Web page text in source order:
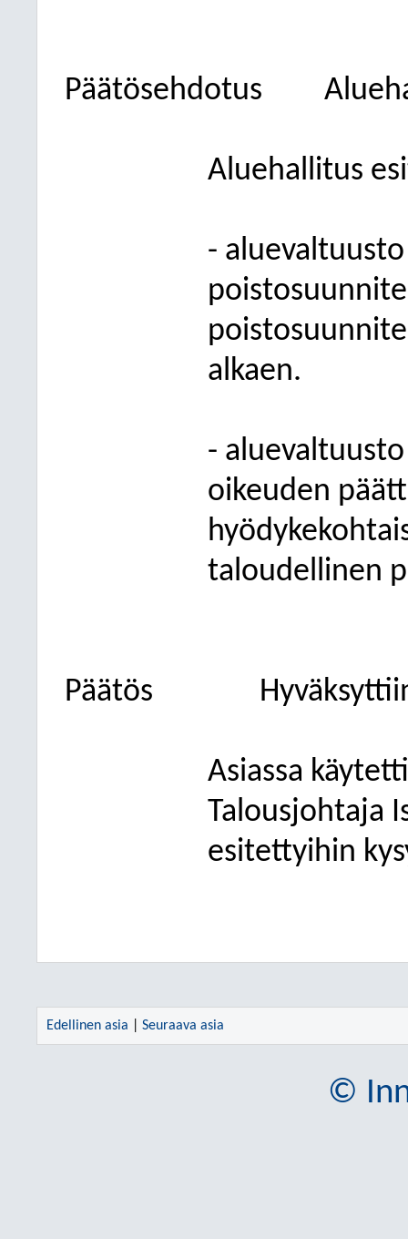
Päätösehdotus
Aluehallitus
-
alkaen.
-
oikeuden
taloudellinen
Päätös
Asiassa
Talousjohtaja
esitettyihin
Edellinen asia Seuraava asia
©